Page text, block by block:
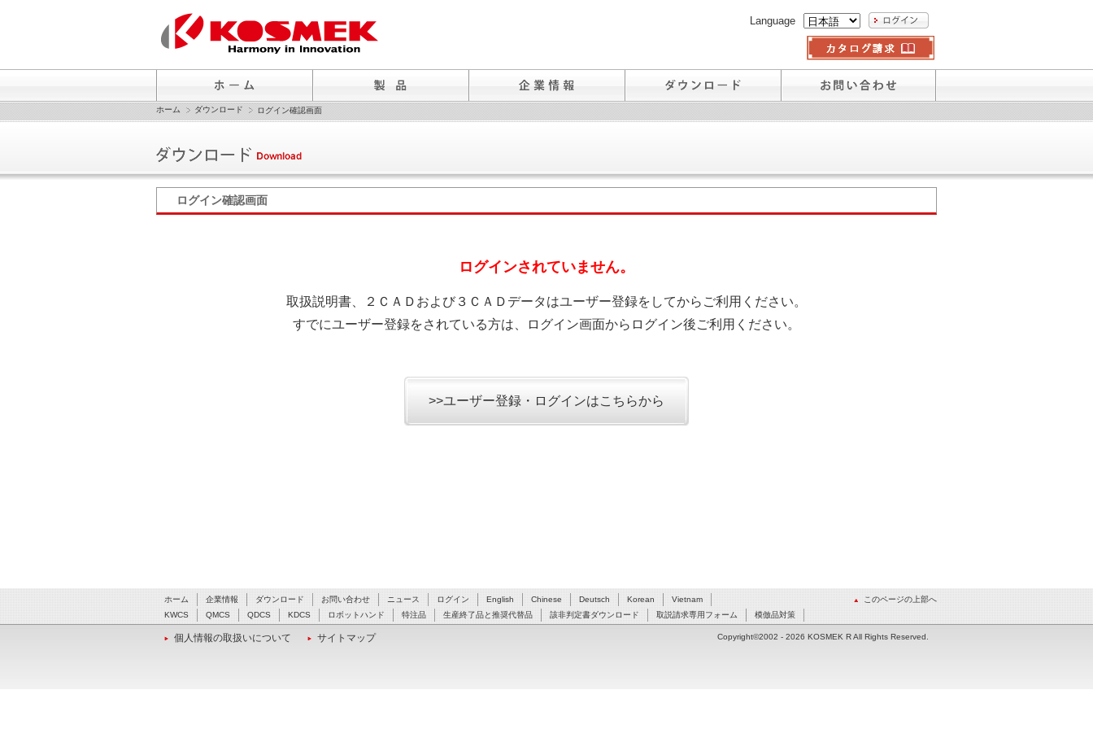
Language
ホーム ダウンロード ログイン確認画面
ログイン確認画面
ログインされていません。
取扱説明書、２ＣＡＤおよび３ＣＡＤデータはユーザー登録をしてからご利用ください。
すでにユーザー登録をされている方は、ログイン画面からログイン後ご利用ください。
>>ユーザー登録・ログインはこちらから
このページの上部へ
ホーム 企業情報 ダウンロード お問い合わせ ニュース ログイン English Chinese Deutsch Korean
Vietnam
KWCS
QMCS QDCS KDCS ロボットハンド 特注品 生産終了品と推奨代替品 該非判定書ダウンロード 取説請求専用フォーム 模倣品対策
個人情報の取扱いについて サイトマップ Copyright©2002 - 2026 KOSMEK R All Rights Reserved.